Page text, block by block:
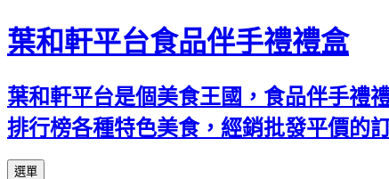
葉和軒平台食品伴手禮禮盒
葉和軒平台是個美食王國，食品伴手禮
排行榜各種特色美食，經銷批發平價的
選單